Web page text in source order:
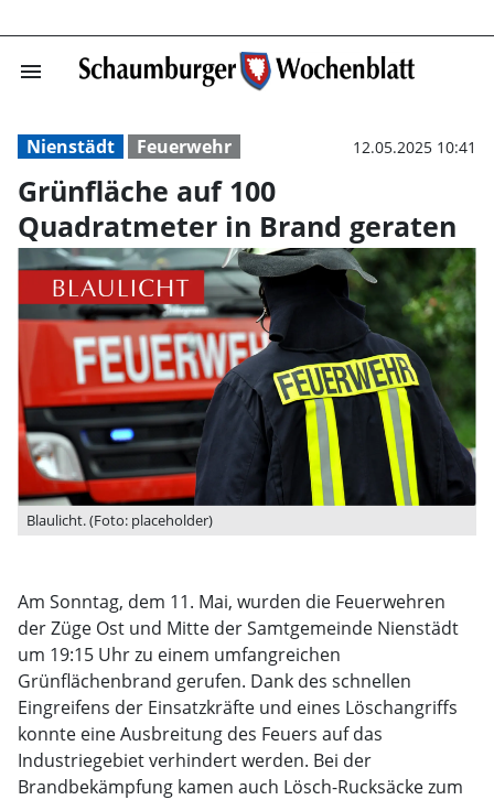
menu Grünfläche auf
Nienstädt Feuerwehr 12.05.2025 10:41
Grünfläche auf 100
Quadratmeter in Brand geraten
Blaulicht. (Foto: placeholder)
Am Sonntag, dem 11. Mai, wurden die Feuerwehren
der Züge Ost und Mitte der Samtgemeinde Nienstädt
um 19:15 Uhr zu einem umfangreichen
Grünflächenbrand gerufen. Dank des schnellen
Eingreifens der Einsatzkräfte und eines Löschangriffs
konnte eine Ausbreitung des Feuers auf das
Industriegebiet verhindert werden. Bei der
Brandbekämpfung kamen auch Lösch-Rucksäcke zum